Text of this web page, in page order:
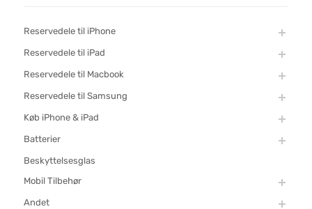
Reservedele til iPhone
Reservedele til iPad
Reservedele til Macbook
Reservedele til Samsung
Køb iPhone & iPad
Batterier
Beskyttelsesglas
Mobil Tilbehør
Andet